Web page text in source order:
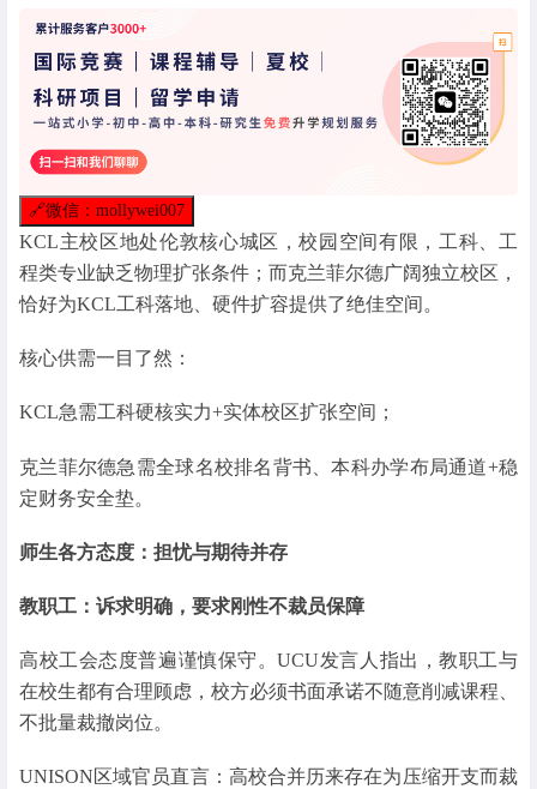
🔗微信：mollywei007
KCL主校区地处伦敦核心城区，校园空间有限，工科、工
程类专业缺乏物理扩张条件；而克兰菲尔德广阔独立校区，
恰好为KCL工科落地、硬件扩容提供了绝佳空间。
核心供需一目了然：
KCL急需工科硬核实力+实体校区扩张空间；
克兰菲尔德急需全球名校排名背书、本科办学布局通道+稳
定财务安全垫。
师生各方态度：担忧与期待并存
教职工：诉求明确，要求刚性不裁员保障
高校工会态度普遍谨慎保守。UCU发言人指出，教职工与
在校生都有合理顾虑，校方必须书面承诺不随意削减课程、
不批量裁撤岗位。
UNISON区域官员直言：高校合并历来存在为压缩开支而裁